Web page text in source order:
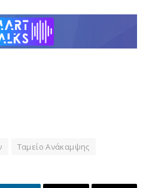
Ταμείο Ανάκαμψης